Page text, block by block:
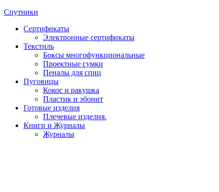
Спутники
Сертификаты
Электронные сертификаты
Текстиль
Боксы многофункциональные
Проектные сумки
Пеналы для спиц
Пуговицы
Кокос и ракушка
Пластик и эбонит
Готовые изделия
Плечевые изделия.
Книги и Журналы
Журналы